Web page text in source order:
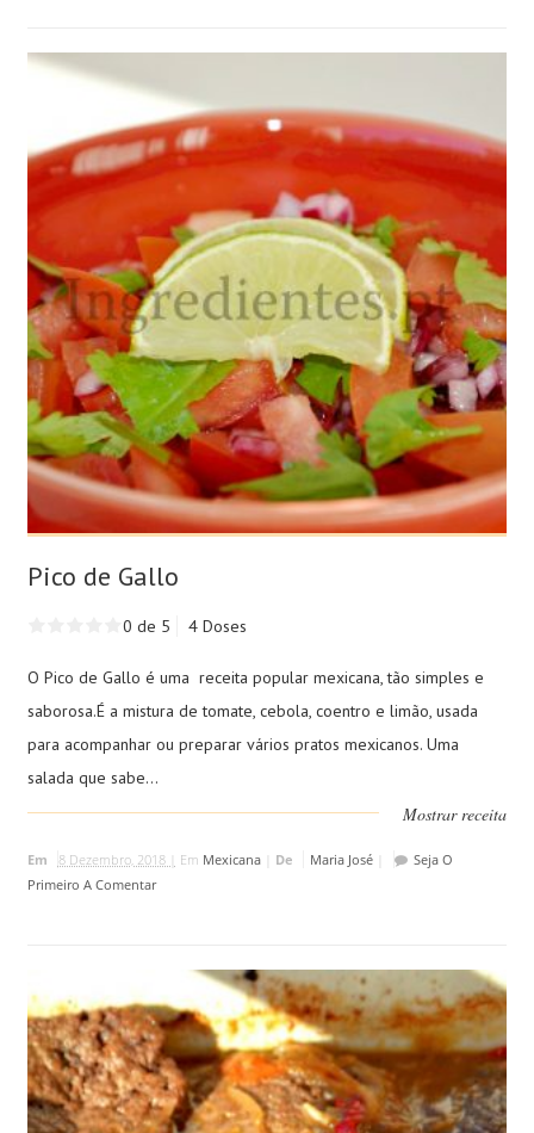
Pico de Gallo
0 de 5 4 Doses
O Pico de Gallo é uma receita popular mexicana, tão simples e
saborosa.É a mistura de tomate, cebola, coentro e limão, usada
para acompanhar ou preparar vários pratos mexicanos. Uma
salada que sabe...
Mostrar receita
Em 8 Dezembro, 2018 | Em Mexicana| De Maria José|
Seja O
Primeiro A Comentar